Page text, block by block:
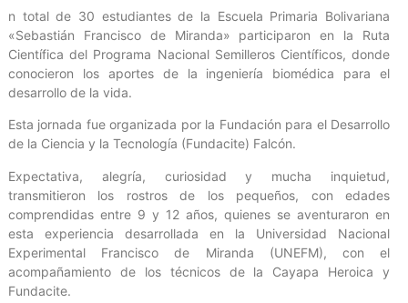
n total de 30 estudiantes de la Escuela Primaria Bolivariana
«Sebastián Francisco de Miranda» participaron en la Ruta
Científica del Programa Nacional Semilleros Científicos, donde
conocieron los aportes de la ingeniería biomédica para el
desarrollo de la vida.
Esta jornada fue organizada por la Fundación para el Desarrollo
de la Ciencia y la Tecnología (Fundacite) Falcón.
Expectativa, alegría, curiosidad y mucha inquietud,
transmitieron los rostros de los pequeños, con edades
comprendidas entre 9 y 12 años, quienes se aventuraron en
esta experiencia desarrollada en la Universidad Nacional
Experimental Francisco de Miranda (UNEFM), con el
acompañamiento de los técnicos de la Cayapa Heroica y
Fundacite.